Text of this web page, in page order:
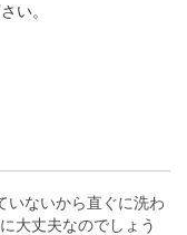
い。
いないから直ぐに洗わ
大丈夫なのでしょう